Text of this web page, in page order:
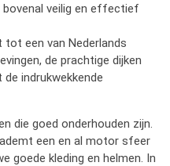
veilig en effectief
tot een van Nederlands
de prachtige dijken
de indrukwekkende
die goed onderhouden zijn.
een en al motor sfeer
goede kleding en helmen. In